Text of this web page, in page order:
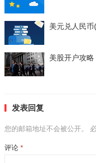
美元兑人民
美股开户攻略
发表回复
您的邮箱地址不会被公开。
评论 *